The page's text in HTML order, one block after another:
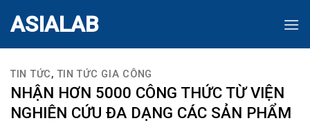
ASIALAB
TIN TỨC,TIN TỨC GIA CÔNG
NHẬN HƠN 5000 CÔNG THỨC TỪ VIỆN
NGHIÊN CỨU ĐA DẠNG CÁC SẢN PHẨM